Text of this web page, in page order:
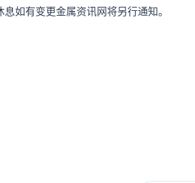
如有变更金属资讯网将另行通知。